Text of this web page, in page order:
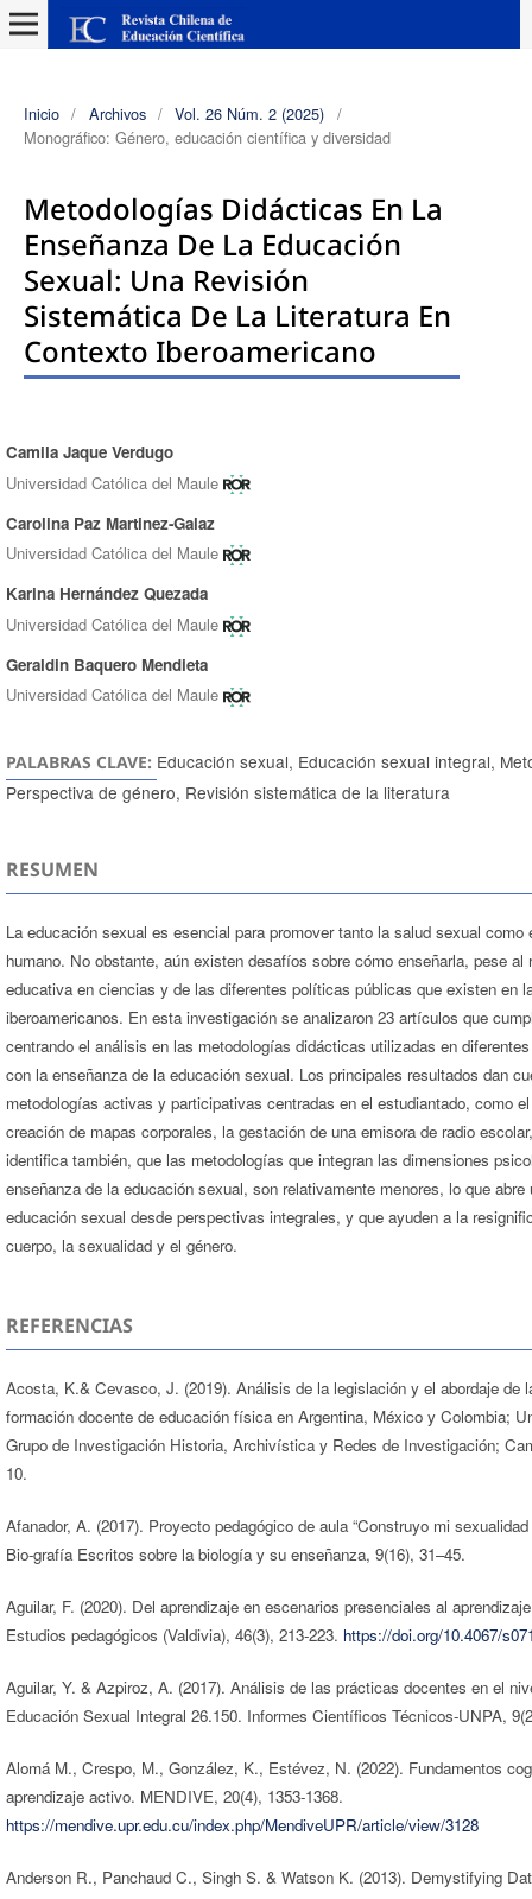
Inicio / Archivos / Vol. 26 Núm. 2 (2025) /
Monográfico: Género, educación científica y diversidad
Metodologías Didácticas En La
Enseñanza De La Educación
Sexual: Una Revisión
Sistemática De La Literatura En
Contexto Iberoamericano
Autores/as
Camila Jaque Verdugo
Universidad Católica del Maule
Carolina Paz Martinez-Galaz
Universidad Católica del Maule
Karina Hernández Quezada
Universidad Católica del Maule
Geraldin Baquero Mendieta
Universidad Católica del Maule
PALABRAS CLAVE: Educación sexual, Educación sexual integral,
Perspectiva de género, Revisión sistemática de la literatura
RESUMEN
La educación sexual es esencial para promover tanto la salud sexual como
humano. No obstante, aún existen desafíos sobre cómo enseñarla, pese al
educativa en ciencias y de las diferentes políticas públicas que existen en
iberoamericanos. En esta investigación se analizaron 23 artículos que
centrando el análisis en las metodologías didácticas utilizadas en
con la enseñanza de la educación sexual. Los principales resultados dan
metodologías activas y participativas centradas en el estudiantado, como
creación de mapas corporales, la gestación de una emisora de radio
identifica también, que las metodologías que integran las dimensiones
enseñanza de la educación sexual, son relativamente menores, lo que
educación sexual desde perspectivas integrales, y que ayuden a la
cuerpo, la sexualidad y el género.
REFERENCIAS
Acosta, K.& Cevasco, J. (2019). Análisis de la legislación y el abordaje de
formación docente de educación física en Argentina, México y Colombia;
Grupo de Investigación Historia, Archivística y Redes de Investigación;
10.
Afanador, A. (2017). Proyecto pedagógico de aula “Construyo mi
Bio-grafía Escritos sobre la biología y su enseñanza, 9(16), 31–45.
Aguilar, F. (2020). Del aprendizaje en escenarios presenciales al
Estudios pedagógicos (Valdivia), 46(3), 213-223. https://doi.org/10.4067/
Aguilar, Y. & Azpiroz, A. (2017). Análisis de las prácticas docentes en el
Educación Sexual Integral 26.150. Informes Científicos Técnicos-UNPA,
Alomá M., Crespo, M., González, K., Estévez, N. (2022). Fundamentos
aprendizaje activo. MENDIVE, 20(4), 1353-1368.
https://mendive.upr.edu.cu/index.php/MendiveUPR/article/view/3128
Anderson R., Panchaud C., Singh S. & Watson K. (2013). Demystifying